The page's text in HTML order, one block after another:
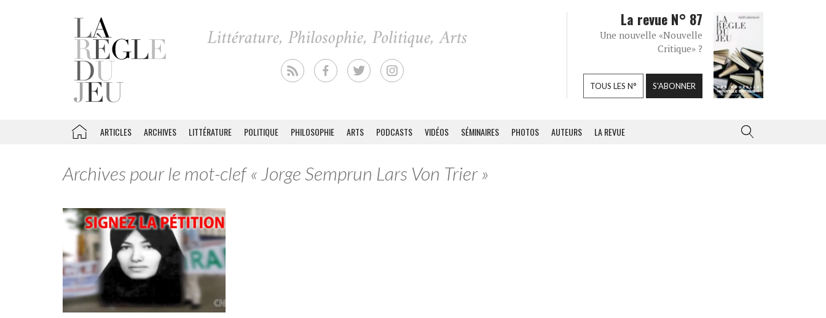
La revue N° 87
Une nouvelle «Nouvelle
Critique» ?
TOUS LES N° S'ABONNER
ARTICLES ARCHIVES LITTÉRATURE POLITIQUE PHILOSOPHIE ARTS PODCASTS VIDÉOS SÉMINAIRES PHOTOS AUTEURS LA REVUE
Archives pour le mot-clef « Jorge Semprun Lars Von Trier »